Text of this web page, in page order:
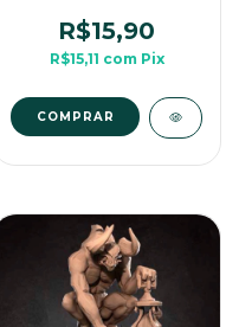
Para RPG de Mesa
R$15,90
R$15,11 com Pix